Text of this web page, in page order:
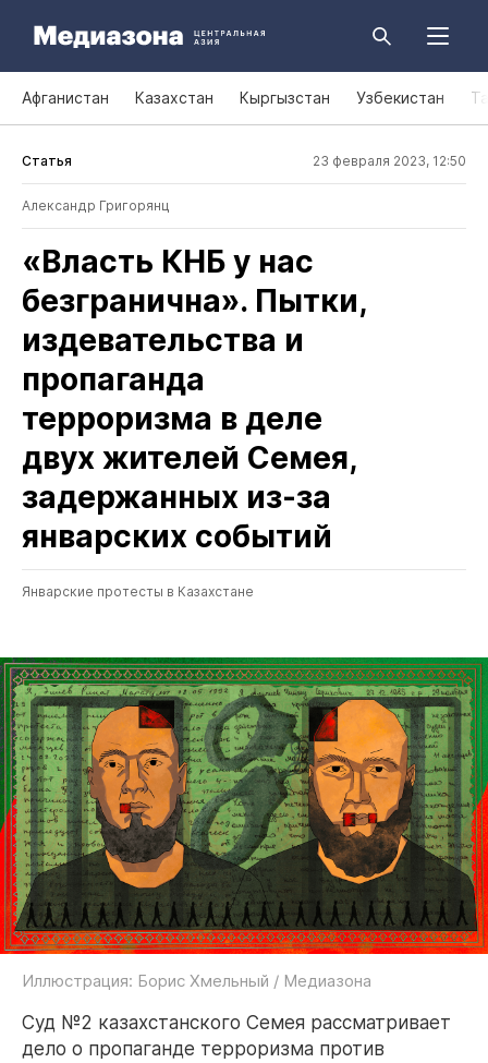
Афганистан Казахстан Кыргызстан Узбекистан
Статья 23 февраля 2023, 12:50
Александр Григорянц
«Власть КНБ у нас
безгранична». Пытки,
издевательства и
пропаганда
терроризма в деле
двух жителей Семея,
задержанных из‑за
январских событий
Январские протесты в Казахстане
Иллюстрация: Борис Хмельный / Медиазона
Суд №2 казахстанского Семея рассматривает
дело о пропаганде терроризма против